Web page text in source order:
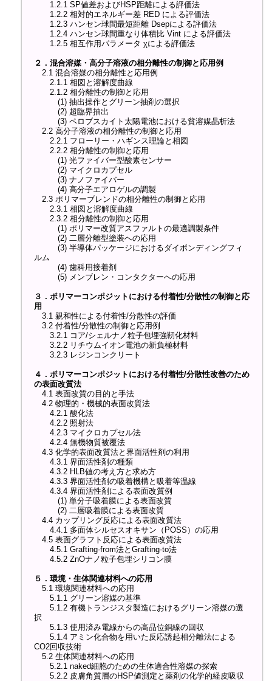
1.2.1 SP値差およびHSP距離による評価法
1.2.2 相対的エネルギー差 RED による評価法
1.2.3 ハンセン球間最短距離 Dsepによる評価法
1.2.4 ハンセン球間重なり体積比 Vint による評価法
1.2.5 相互作用パラメータ χによる評価法
２．混合溶媒・高分子溶液の相分離性の制御と応用例
2.1 混合溶媒の相分離性と応用例
2.1.1 相図と溶解度曲線
2.1.2 相分離性の制御と応用
(1) 抽出操作とグリーン抽剤の選択
(2) 超臨界抽出
(3) ペロブスカイト太陽電池における貧溶媒晶析法
2.2 高分子溶液の相分離性の制御と応用
2.2.1 フローリー・ハギンス理論と相図
2.2.2 相分離性の制御と応用
(1) 光ファイバー型酸素センサー
(2) マイクロカプセル
(3) ナノファイバー
(4) 高分子エアロゲルの調製
2.3 ポリマーブレンドの相分離性の制御と応用
2.3.1 相図と溶解度曲線
2.3.2 相分離性の制御と応用
(1) ポリマー改質アスファルトの最適調製条件
(2) 二層分離型塗装への応用
(3) 半導体パッケージにおけるダイボンディングフィ
ルム
(4) 歯科用接着剤
(5) メンブレン・コンタクターへの応用
３．ポリマーコンポジットにおける付着性/分散性の制御と応
用
3.1 親和性による付着性/分散性の評価
3.2 付着性/分散性の制御と応用例
3.2.1 コア/シェルナノ粒子包埋強靭化材料
3.2.2 リチウムイオン電池の新負極材料
3.2.3 レジンコンクリート
４．ポリマーコンポジットにおける付着性/分散性改善のため
の表面改質法
4.1 表面改質の目的と手法
4.2 物理的・機械的表面改質法
4.2.1 酸化法
4.2.2 照射法
4.2.3 マイクロカプセル法
4.2.4 無機物質被覆法
4.3 化学的表面改質法と界面活性剤の利用
4.3.1 界面活性剤の種類
4.3.2 HLB値の考え方と求め方
4.3.3 界面活性剤の吸着機構と吸着等温線
4.3.4 界面活性剤による表面改質例
(1) 単分子吸着膜による表面改質
(2) 二層吸着膜による表面改質
4.4 カップリング反応による表面改質法
4.4.1 多面体シルセスオキサン（POSS）の応用
4.5 表面グラフト反応による表面改質法
4.5.1 Grafting-from法とGrafting-to法
4.5.2 ZnOナノ粒子包埋シリコン膜
５．環境・生体関連材料への応用
5.1 環境関連材料への応用
5.1.1 グリーン溶媒の基準
5.1.2 有機トランジスタ製造におけるグリーン溶媒の選
択
5.1.3 使用済み電線からの高品位銅線の回収
5.1.4 アミン化合物を用いた反応誘起相分離法による
CO2回収技術
5.2 生体関連材料への応用
5.2.1 naked細胞のための生体適合性溶媒の探索
5.2.2 皮膚角質層のHSP値測定と薬剤の化学的経皮吸収